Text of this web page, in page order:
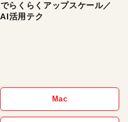
らくらくアップスケール／
活用テク
Mac